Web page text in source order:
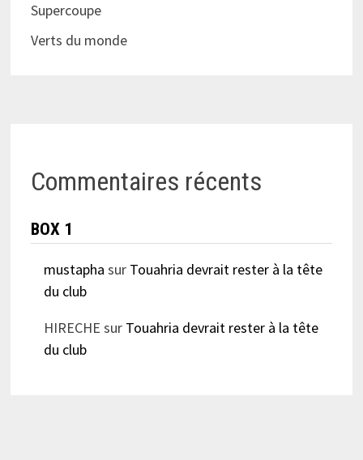
Supercoupe
Verts du monde
Commentaires récents
BOX 1
mustapha sur Touahria devrait rester à la tête
du club
HIRECHE sur Touahria devrait rester à la tête
du club